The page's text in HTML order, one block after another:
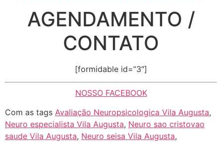
AGENDAMENTO /
CONTATO
[formidable id=”3″]
NOSSO FACEBOOK
Com as tags Avaliação Neuropsicologica Vila Augusta,
Neuro especialista Vila Augusta, Neuro sao cristovao
saude Vila Augusta, Neuro seisa Vila Augusta,